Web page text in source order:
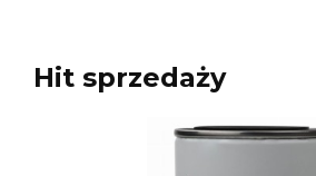
Hit sprzedaży